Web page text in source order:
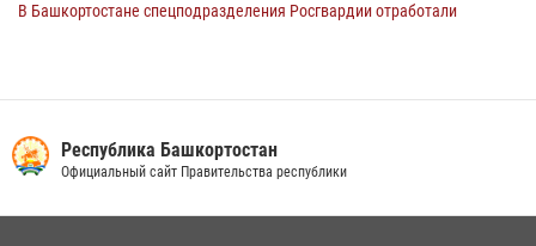
В Башкортостане спецподразделения Росгвардии отработали
росгвардейцев и жителей Башкортостана за охотничьи ружья для
борьбы с БПЛА
Республика Башкортостан
Официальный сайт Правительства республики